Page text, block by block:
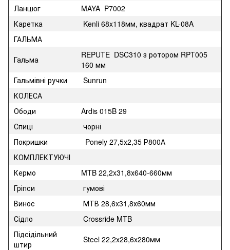
Ланцюг
MAYA P7002
Каретка
Kenli 68x118мм, квадрат KL-08A
ГАЛЬМА
Гальма
REPUTE DSC310 з ротором RPT005
160 мм
Гальмівні ручки
Sunrun
КОЛЕСА
Ободи
Ardis 015B 29
Спиці
чорні
Покришки
Ponely 27,5х2,35 Р800А
КОМПЛЕКТУЮЧІ
Кермо
MTB 22,2x31,8х640-660мм
Гріпси
гумові
Винос
МТВ 28,6x31,8х60мм
Сідло
Crossride MTB
Підсідільний
штир
Steel 22,2x28,6x280мм